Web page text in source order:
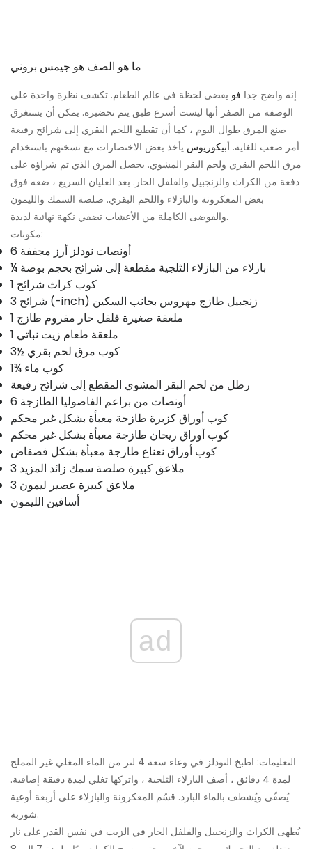
ما هو الصف هو جيمس بروني
إنه واضح جدا فو يقضي لحظة في عالم الطعام. تكشف نظرة واحدة على
الوصفة من الصفر أنها ليست أسرع طبق يتم تحضيره. يمكن أن يستغرق
صنع المرق طوال اليوم ، كما أن تقطيع اللحم البقري إلى شرائح رفيعة
أمر صعب للغاية. أبيكوريوس يأخذ بعض الاختصارات مع نسختهم باستخدام
مرق اللحم البقري ولحم البقر المشوي. يحصل المرق الذي تم شراؤه على
دفعة من الكراث والزنجبيل والفلفل الحار. بعد الغليان السريع ، ضعه فوق
بعض المعكرونة والبازلاء واللحم البقري. صلصة السمك والليمون
والفوضى الكاملة من الأعشاب تضفي نكهة نهائية لذيذة.
مكونات:
6 أونصات نودلز أرز مجففة
¼ بازلاء من البازلاء الثلجية مقطعة إلى شرائح بحجم بوصة
1 كوب كراث شرائح
3 شرائح (-inch) زنجبيل طازج مهروس بجانب السكين
1 ملعقة صغيرة فلفل حار مفروم طازج
1 ملعقة طعام زيت نباتي
3½ كوب مرق لحم بقري
1¾ كوب ماء
رطل من لحم البقر المشوي المقطع إلى شرائح رفيعة
6 أونصات من براعم الفاصوليا الطازجة
كوب أوراق كزبرة طازجة معبأة بشكل غير محكم
كوب أوراق ريحان طازجة معبأة بشكل غير محكم
كوب أوراق نعناع طازجة معبأة بشكل فضفاض
3 ملاعق كبيرة صلصة سمك زائد المزيد
3 ملاعق كبيرة عصير ليمون
أسافين الليمون
ad
التعليمات: اطبخ النودلز في وعاء سعة 4 لتر من الماء المغلي غير المملح
لمدة 4 دقائق ، أضف البازلاء الثلجية ، واتركها تغلي لمدة دقيقة إضافية.
يُصفّى ويُشطف بالماء البارد. قسّم المعكرونة والبازلاء على أربعة أوعية
شوربة.
يُطهى الكراث والزنجبيل والفلفل الحار في الزيت في نفس القدر على نار